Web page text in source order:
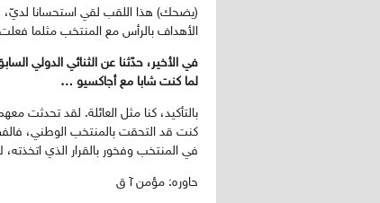
(يضحك) هذا اللقب لقي استحسانا لديّ،
الأهداف بالرأس مع المنتخب مثلما
في الأخير، حدّثنا عن الثنائي الدولي
لما كنت شابا مع أجاكسيو …
بالتأكيد، كنا مثل العائلة. لقد تحدثت
كنت قد التحقت بالمنتخب الوطني،
في المنتخب وفخور بالقرار الذي
حاوره: مؤمن آ ق